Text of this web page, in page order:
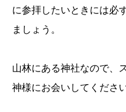
に参拝したいときには必
ましょう。
山林にある神社なので、
神様にお会いしてください